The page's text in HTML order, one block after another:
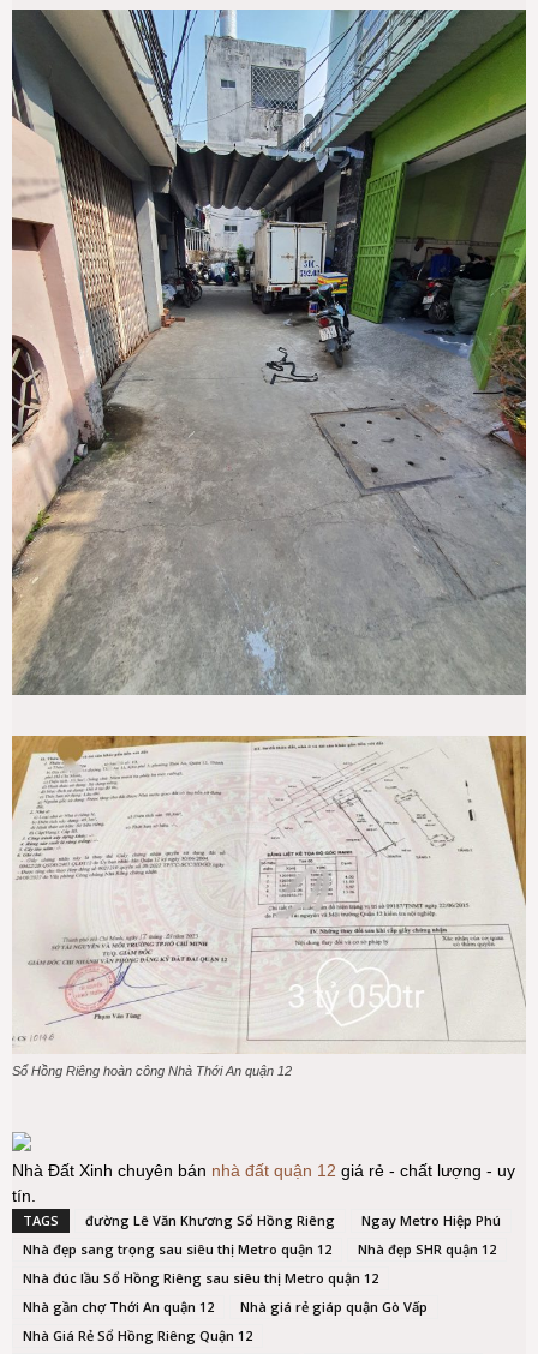
Sổ Hồng Riêng hoàn công Nhà Thới An quận 12
Nhà Đất Xinh chuyên bán nhà đất quận 12 giá rẻ - chất lượng - uy
tín.
TAGS đường Lê Văn Khương Sổ Hồng Riêng
Ngay Metro Hiệp Phú
Nhà đẹp sang trọng sau siêu thị Metro quận 12
Nhà đẹp SHR quận 12
Nhà đúc lầu Sổ Hồng Riêng sau siêu thị Metro quận 12
Nhà gần chợ Thới An quận 12
Nhà giá rẻ giáp quận Gò Vấp
Nhà Giá Rẻ Sổ Hồng Riêng Quận 12